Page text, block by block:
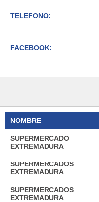
TELEFONO:
FACEBOOK:
NOMBRE
SUPERMERCADO
EXTREMADURA
SUPERMERCADOS
EXTREMADURA
SUPERMERCADOS
EXTREMADURA